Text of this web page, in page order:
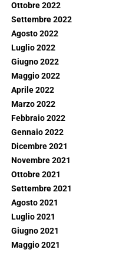
Ottobre 2022
Settembre 2022
Agosto 2022
Luglio 2022
Giugno 2022
Maggio 2022
Aprile 2022
Marzo 2022
Febbraio 2022
Gennaio 2022
Dicembre 2021
Novembre 2021
Ottobre 2021
Settembre 2021
Agosto 2021
Luglio 2021
Giugno 2021
Maggio 2021